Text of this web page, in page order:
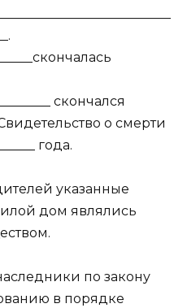
скончался
Свидетельство о смерти
года.
указанные
дом являлись
по закону
в порядке